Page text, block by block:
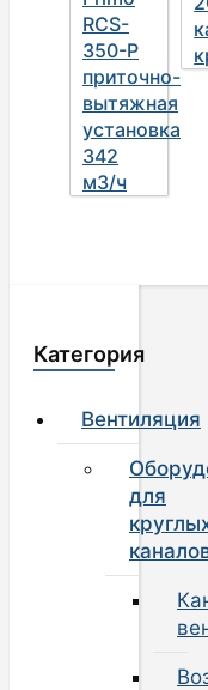
RCS-
350-P
приточно-
вытяжная
установка
342
м3/ч
Категория
Вентиляция
для